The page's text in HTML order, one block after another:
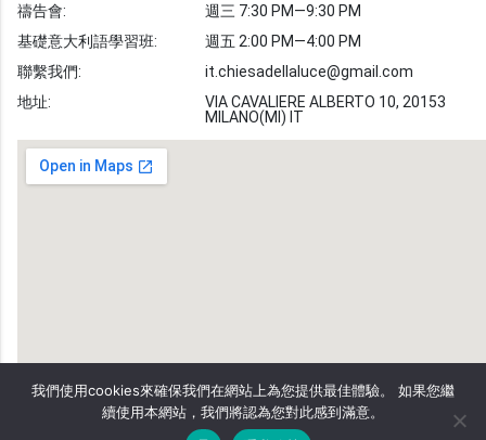
聖經金句
教會事工 志愿者招募
禱告會:
基礎意大利語學習班:
聯繫我們:
地址:
週三 7:30 PM—9:30 PM
週五 2:00 PM—4:00 PM
it.chiesadellaluce@gmail.com
VIA CAVALIERE ALBERTO 10, 20153
MILANO(MI) IT
我們使用cookies來確保我們在網站上為您提供最佳體驗。 如果您繼
續使用本網站，我們將認為您對此感到滿意。